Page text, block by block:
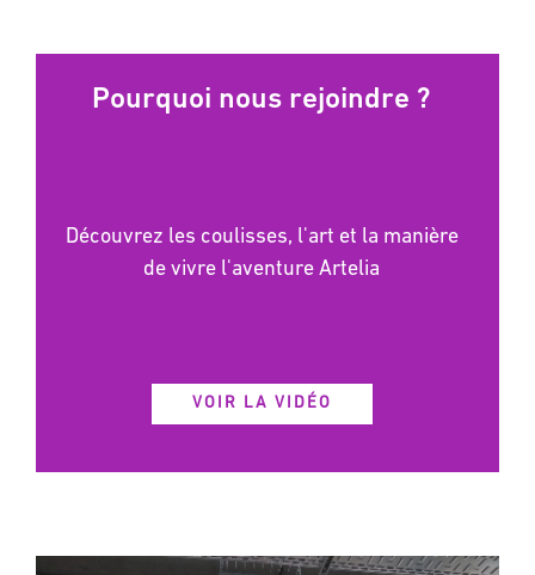
Pourquoi nous rejoindre ?
Découvrez les coulisses, l'art et la manière
de vivre l'aventure Artelia
VOIR LA VIDÉO